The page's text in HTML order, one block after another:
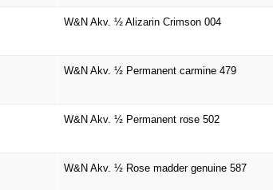
W&N Akv. ½ Alizarin Crimson 004
W&N Akv. ½ Permanent carmine 479
W&N Akv. ½ Permanent rose 502
W&N Akv. ½ Rose madder genuine 587